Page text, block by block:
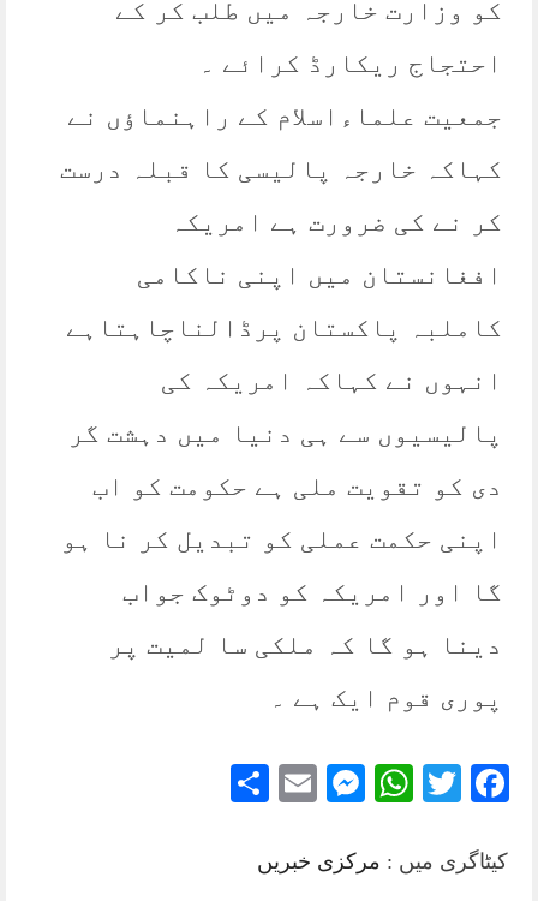
کو وزارت خارجہ میں طلب کر کے
احتجاج ریکارڈ کرائے ۔
جمعیت علماءاسلام کے راہنماؤں نے
کہاکہ خارجہ پالیسی کا قبلہ درست
کر نے کی ضرورت ہے امریکہ
افغانستان میں اپنی ناکامی
کاملبہ پاکستان پرڈالناچاہتاہے
انہوں نے کہاکہ امریکہ کی
پالیسیوں سے ہی دنیا میں دہشت گر
دی کو تقویت ملی ہے حکومت کو اب
اپنی حکمت عملی کو تبدیل کر نا ہو
گا اور امریکہ کو دوٹوک جواب
دینا ہو گا کہ ملکی سا لمیت پر
پوری قوم ایک ہے ۔
Facebook
Twitter
WhatsApp
Messenger
Email
کیٹاگری میں : مرکزی خبریں